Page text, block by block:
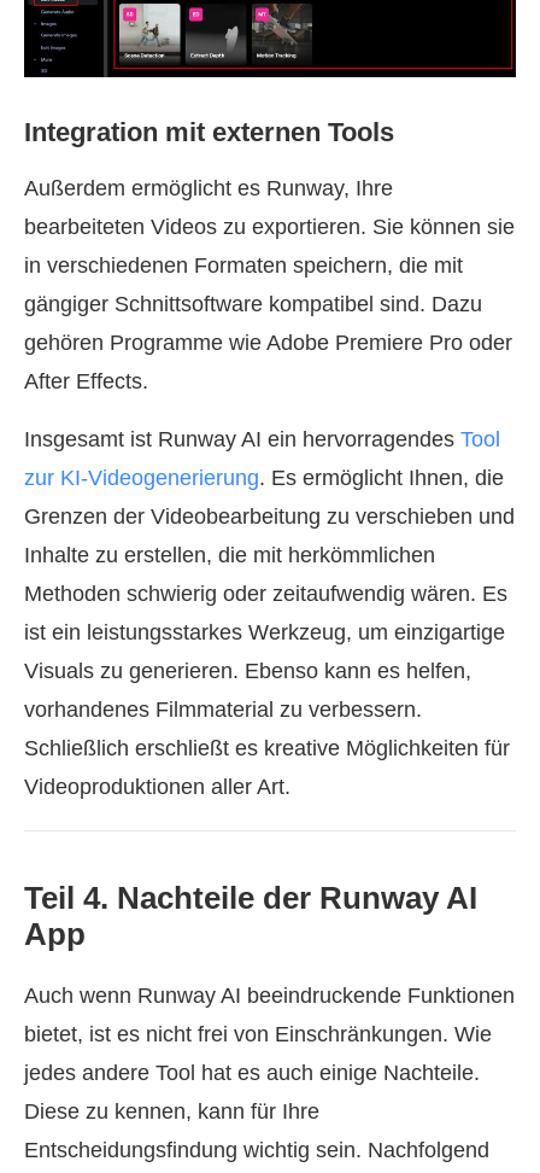
Integration mit externen Tools
Außerdem ermöglicht es Runway, Ihre
bearbeiteten Videos zu exportieren. Sie können sie
in verschiedenen Formaten speichern, die mit
gängiger Schnittsoftware kompatibel sind. Dazu
gehören Programme wie Adobe Premiere Pro oder
After Effects.
Insgesamt ist Runway AI ein hervorragendes Tool
zur KI‑Videogenerierung. Es ermöglicht Ihnen, die
Grenzen der Videobearbeitung zu verschieben und
Inhalte zu erstellen, die mit herkömmlichen
Methoden schwierig oder zeitaufwendig wären. Es
ist ein leistungsstarkes Werkzeug, um einzigartige
Visuals zu generieren. Ebenso kann es helfen,
vorhandenes Filmmaterial zu verbessern.
Schließlich erschließt es kreative Möglichkeiten für
Videoproduktionen aller Art.
Teil 4. Nachteile der Runway AI
App
Auch wenn Runway AI beeindruckende Funktionen
bietet, ist es nicht frei von Einschränkungen. Wie
jedes andere Tool hat es auch einige Nachteile.
Diese zu kennen, kann für Ihre
Entscheidungsfindung wichtig sein. Nachfolgend